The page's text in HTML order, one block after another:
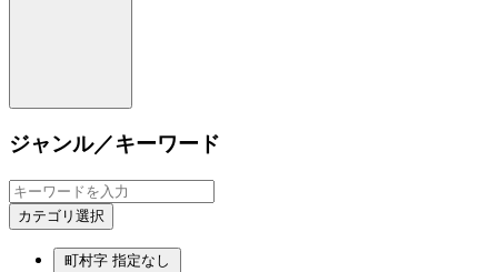
ジャンル／キーワード
カテゴリ選択
町村字 指定なし